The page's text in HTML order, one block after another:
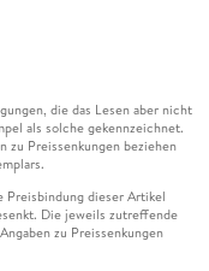
die das Lesen aber nicht
als solche gekennzeichnet.
zu Preissenkungen beziehen
dieser Artikel
Die jeweils zutreffende
zu Preissenkungen